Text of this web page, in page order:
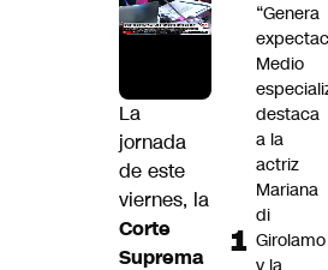
La
jornada
de este
viernes, la
Corte
Suprema
“Genera
Medio
destaca
a la
actriz
Mariana
di
Girolamo